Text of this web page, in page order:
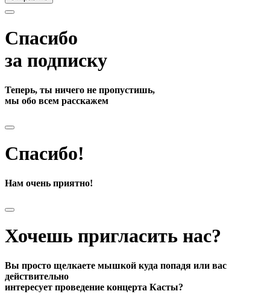
Спасибо
за подписку
Теперь, ты ничего не пропустишь,
мы обо всем расскажем
Спасибо!
Нам очень приятно!
Хочешь пригласить нас?
Вы просто щелкаете мышкой куда попадя или вас
действительно
интересует проведение концерта Касты?